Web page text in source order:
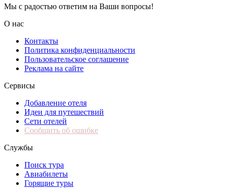
Мы с радостью ответим на Ваши вопросы!
О нас
Контакты
Политика конфиденциальности
Пользовательское соглашение
Реклама на сайте
Сервисы
Добавление отеля
Идеи для путешествий
Сети отелей
Сообщить об ошибке
Службы
Поиск тура
Авиабилеты
Горящие туры